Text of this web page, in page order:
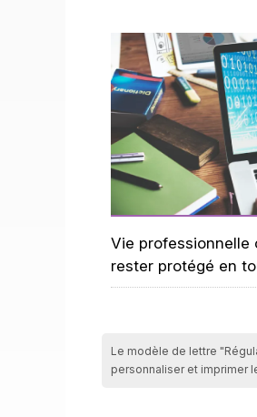
Vie
rester protégé en
Le modèle de lettre
personnaliser et imprimer